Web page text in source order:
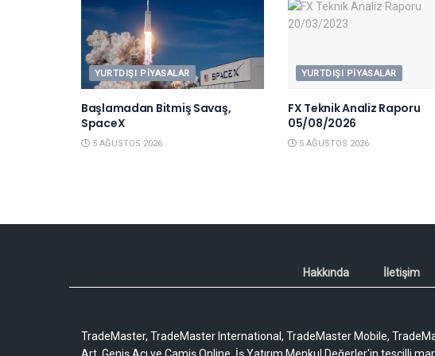
YURTDIŞI PIYASALAR
Başlamadan Bitmiş Savaş,
SpaceX
5 AĞUSTOS 2026
YURTDIŞI PIYASALAR
FX Teknik Analiz Raporu
05/08/2026
5 AĞUSTOS 2026
Hakkında İletişim
TradeMaster, TradeMaster International, TradeMaster Mobile,